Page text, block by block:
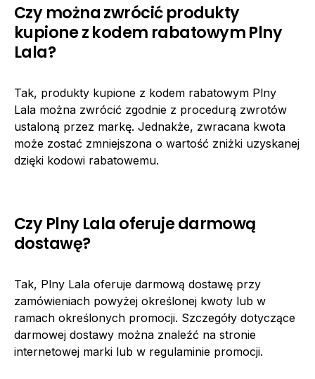
Czy można zwrócić produkty
kupione z kodem rabatowym Plny
Lala?
Tak, produkty kupione z kodem rabatowym Plny
Lala można zwrócić zgodnie z procedurą zwrotów
ustaloną przez markę. Jednakże, zwracana kwota
może zostać zmniejszona o wartość zniżki uzyskanej
dzięki kodowi rabatowemu.
Czy Plny Lala oferuje darmową
dostawę?
Tak, Plny Lala oferuje darmową dostawę przy
zamówieniach powyżej określonej kwoty lub w
ramach określonych promocji. Szczegóły dotyczące
darmowej dostawy można znaleźć na stronie
internetowej marki lub w regulaminie promocji.